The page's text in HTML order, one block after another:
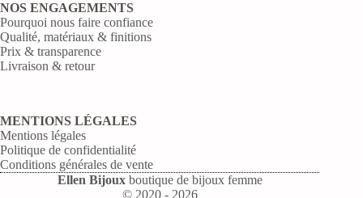
NOS ENGAGEMENTS
Pourquoi nous faire confiance
Qualité, matériaux & finitions
Prix & transparence
Livraison & retour
MENTIONS LÉGALES
Mentions légales
Politique de confidentialité
Conditions générales de vente
Ellen Bijouxboutique de bijoux femme
© 2020 - 2026